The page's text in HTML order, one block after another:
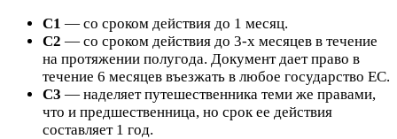
С1 — со сроком действия до 1 месяц.
С2 — со сроком действия до 3-х месяцев в течение
на протяжении полугода. Документ дает право в
течение 6 месяцев въезжать в любое государство ЕС.
С3 — наделяет путешественника теми же правами,
что и предшественница, но срок ее действия
составляет 1 год.